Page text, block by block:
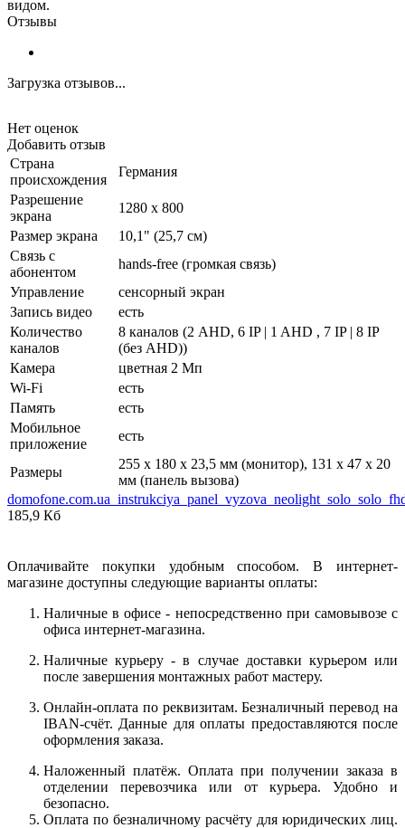
видом.
Отзывы
Загрузка отзывов...
Нет оценок
Добавить отзыв
Страна
происхождения
Германия
Разрешение
экрана
1280 х 800
Размер экрана
10,1" (25,7 см)
Связь с
абонентом
hands-free (громкая связь)
Управление
сенсорный экран
Запись видео
есть
Количество
каналов
8 каналов (2 AHD, 6 IP | 1 AHD , 7 IP | 8 IP
(без AHD))
Камера
цветная 2 Мп
Wi-Fi
есть
Память
есть
Мобильное
приложение
есть
Размеры
255 х 180 х 23,5 мм (монитор), 131 х 47 х 20
мм (панель вызова)
185,9 Кб
Оплачивайте покупки удобным способом. В интернет-
магазине доступны следующие варианты оплаты:
Наличные в офисе - непосредственно при самовывозе с
офиса интернет-магазина.
Наличные курьеру - в случае доставки курьером или
после завершения монтажных работ мастеру.
Онлайн-оплата по реквизитам. Безналичный перевод на
IBAN-счёт. Данные для оплаты предоставляются после
оформления заказа.
Наложенный платёж. Оплата при получении заказа в
отделении перевозчика или от курьера. Удобно и
безопасно.
Оплата по безналичному расчёту для юридических лиц.